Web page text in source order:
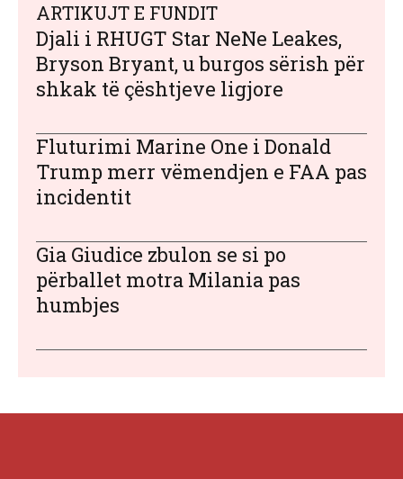
ARTIKUJT E FUNDIT
Djali i RHUGT Star NeNe Leakes,
Bryson Bryant, u burgos sërish për
shkak të çështjeve ligjore
Fluturimi Marine One i Donald
Trump merr vëmendjen e FAA pas
incidentit
Gia Giudice zbulon se si po
përballet motra Milania pas
humbjes